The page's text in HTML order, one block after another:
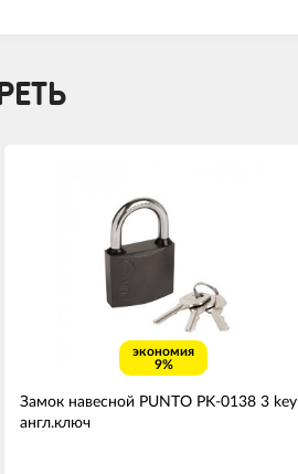
экономия
9%
Замок навесной PUNTO PK-0138 3 key
англ.ключ